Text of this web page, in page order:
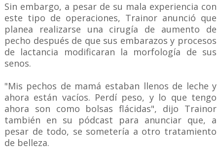
Sin embargo, a pesar de su mala experiencia con
este tipo de operaciones, Trainor anunció que
planea realizarse una cirugía de aumento de
pecho después de que sus embarazos y procesos
de lactancia modificaran la morfología de sus
senos.
"Mis pechos de mamá estaban llenos de leche y
ahora están vacíos. Perdí peso, y lo que tengo
ahora son como bolsas flácidas", dijo Trainor
también en su pódcast para anunciar que, a
pesar de todo, se sometería a otro tratamiento
de belleza.